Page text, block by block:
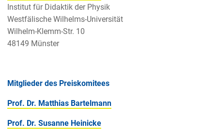
Institut für Didaktik der Physik
Westfälische Wilhelms-Universität
Wilhelm-Klemm-Str. 10
48149 Münster
Mitglieder des Preiskomitees
Prof. Dr. Matthias Bartelmann
Prof. Dr. Susanne Heinicke